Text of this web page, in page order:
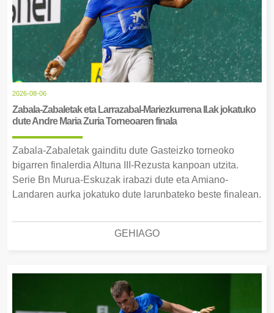
2026-08-06
Zabala-Zabaletak eta Larrazabal-Mariezkurrena II.ak jokatuko
dute Andre Maria Zuria Torneoaren finala
Zabala-Zabaletak gainditu dute Gasteizko torneoko
bigarren finalerdia Altuna III-Rezusta kanpoan utzita.
Serie Bn Murua-Eskuzak irabazi dute eta Amiano-
Landaren aurka jokatuko dute larunbateko beste finalean.
GEHIAGO